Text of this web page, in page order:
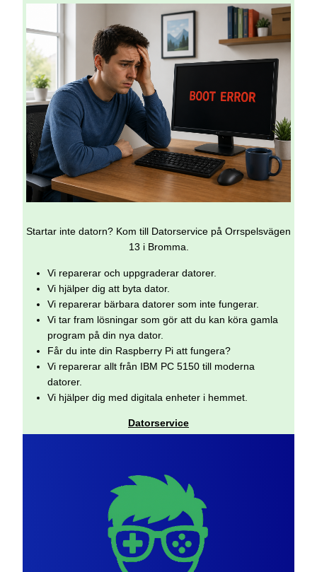
Startar inte datorn? Kom till Datorservice på Orrspelsvägen
13 i Bromma.
Vi reparerar och uppgraderar datorer.
Vi hjälper dig att byta dator.
Vi reparerar bärbara datorer som inte fungerar.
Vi tar fram lösningar som gör att du kan köra gamla
program på din nya dator.
Får du inte din Raspberry Pi att fungera?
Vi reparerar allt från IBM PC 5150 till moderna
datorer.
Vi hjälper dig med digitala enheter i hemmet.
Datorservice